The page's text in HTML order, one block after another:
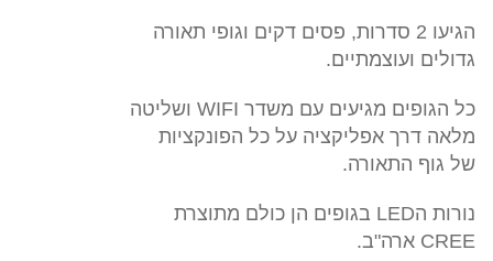
הגיעו 2 סדרות, פסים דקים וגופי תאורה
גדולים ועוצמתיים.
כל הגופים מגיעים עם משדר WIFI ושליטה
מלאה דרך אפליקציה על כל הפונקציות
של גוף התאורה.
נורות הLED בגופים הן כולם מתוצרת
CREE ארה"ב.